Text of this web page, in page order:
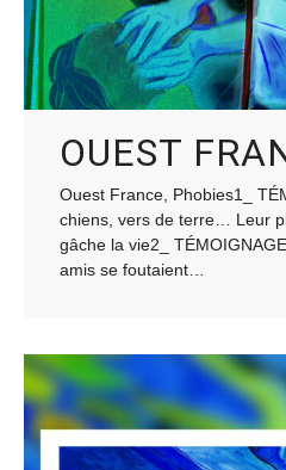
OUEST
Ouest France, Phobies1_
chiens, vers de terre… Leur
gâche la vie2_
amis se foutaient…